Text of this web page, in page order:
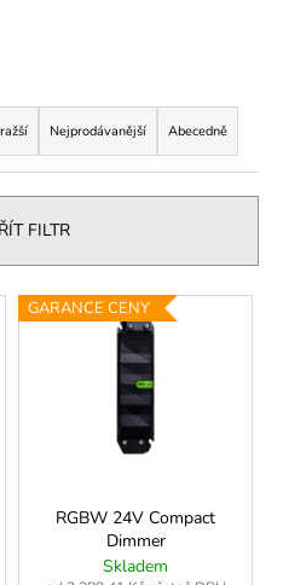
Nejprodávanější Abecedně
FILTR
GARANCE CENY
RGBW 24V Compact
Dimmer
Skladem